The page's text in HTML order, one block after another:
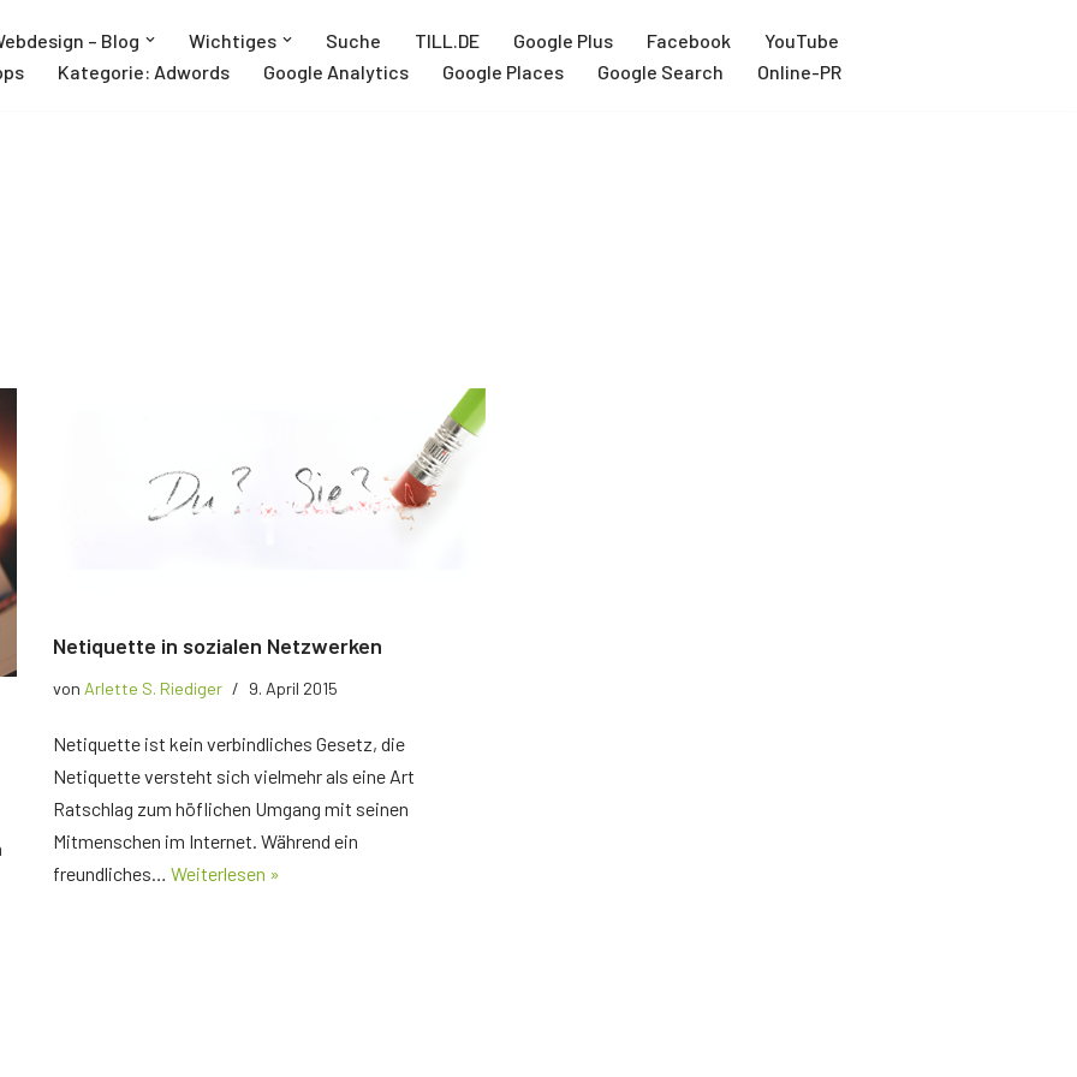
– Blog Wichtiges Suche TILL.DE Google Plus Facebook
YouTube
Kategorie: Adwords Google Analytics Google Places Google Search Online-PR
Netiquette in sozialen Netzwerken
von Arlette S. Riediger 9. April 2015
Netiquette ist kein verbindliches Gesetz, die
Netiquette versteht sich vielmehr als eine Art
Ratschlag zum höflichen Umgang mit seinen
Mitmenschen im Internet. Während ein
freundliches… Weiterlesen »